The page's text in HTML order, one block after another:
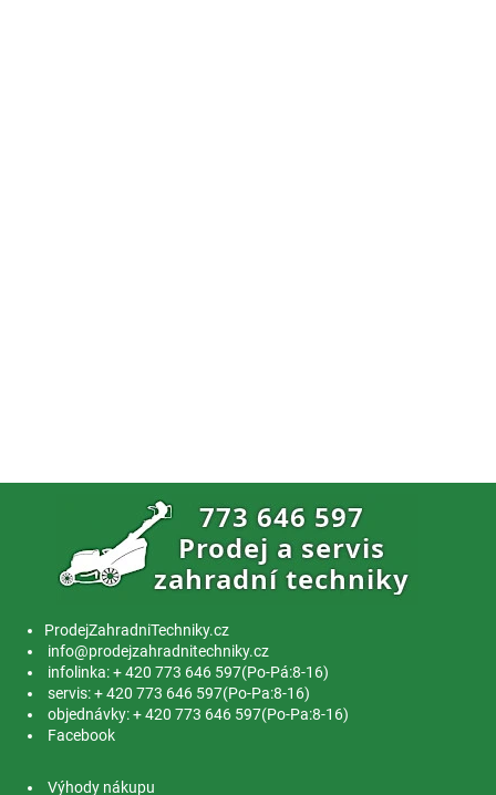
ProdejZahradniTechniky.cz
info@prodejzahradnitechniky.cz
infolinka: + 420 773 646 597(Po-Pá:8-16)
servis: + 420 773 646 597(Po-Pa:8-16)
objednávky: + 420 773 646 597(Po-Pa:8-16)
Facebook
Výhody nákupu